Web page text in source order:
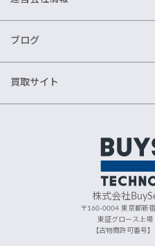
ブログ
買取サイト
株式会社
〒160-0004 東京都新
東証グロース上
【古物商許可番号